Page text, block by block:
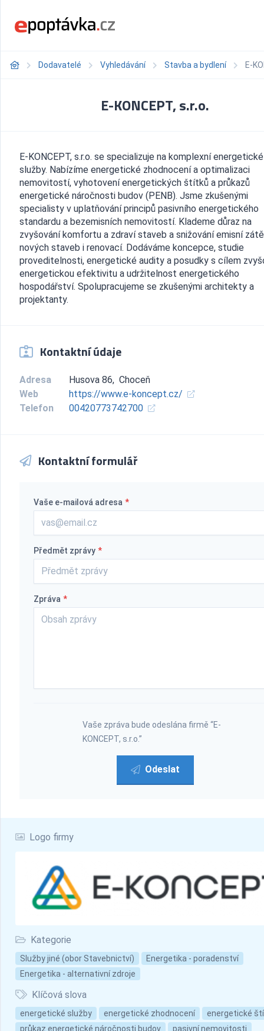
Dodavatelé Vyhledávání Stavba a bydlení E-
Logo firmy
Kategorie
Služby jiné (obor Stavebnictví)
Energetika - poradenství
Energetika - alternativní zdroje
Klíčová slova
energetické služby energetické zhodnocení
energetické
průkaz energetické náročnosti budov
pasivní nemovitosti
E-KONCEPT, s.r.o.
E-KONCEPT, s.r.o. se specializuje na komplexní energetické
služby. Nabízíme energetické zhodnocení a optimalizaci
nemovitostí, vyhotovení energetických štítků a průkazů
energetické náročnosti budov (PENB). Jsme zkušenými
specialisty v uplatňování principů pasivního energetického
standardu a bezemisních nemovitostí. Klademe důraz na
zvyšování komfortu a zdraví staveb a snižování emisní
nových staveb i renovací. Dodáváme koncepce, studie
proveditelnosti, energetické audity a posudky s cílem
energetickou efektivitu a udržitelnost energetického
hospodářství. Spolupracujeme se zkušenými architekty a
projektanty.
Kontaktní údaje
Adresa
Husova 86, Choceň
Web
https://www.e-koncept.cz/
Telefon
00420773742700
Kontaktní formulář
Vaše e-mailová adresa *
Předmět zprávy *
Zpráva *
Vaše zpráva bude odeslána firmě “E-
KONCEPT, s.r.o.”
Odeslat